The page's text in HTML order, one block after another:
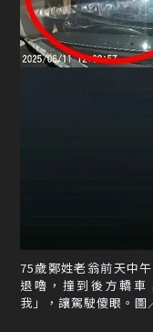
75歲鄭姓老翁前天中
退嚕，撞到後方轎車
我」，讓駕駛傻眼。